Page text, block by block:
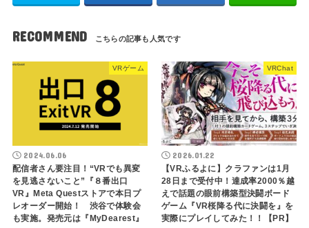
RECOMMEND
VRゲーム
2024.06.06
配信者さん要注目！“VRでも異変
を見逃さないこと”『８番出口
VR』Meta Questストアで本日プ
レオーダー開始！ 渋谷で体験会
も実施。発売元は『MyDearest』
VRChat
2026.01.22
【VRふるよに】クラファンは1月
28日まで受付中！達成率2000％越
えで話題の眼前構築型決闘ボード
ゲーム『VR桜降る代に決闘を』を
実際にプレイしてみた！！【PR】